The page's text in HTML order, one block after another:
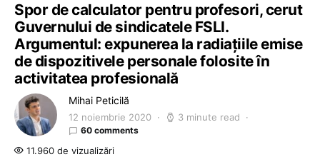
Spor de calculator pentru profesori, cerut
Guvernului de sindicatele FSLI.
Argumentul: expunerea la radiațiile emise
de dispozitivele personale folosite în
activitatea profesională
Mihai Peticilă
12 noiembrie 2020 3 minute read
60 comments
11.960 de vizualizări